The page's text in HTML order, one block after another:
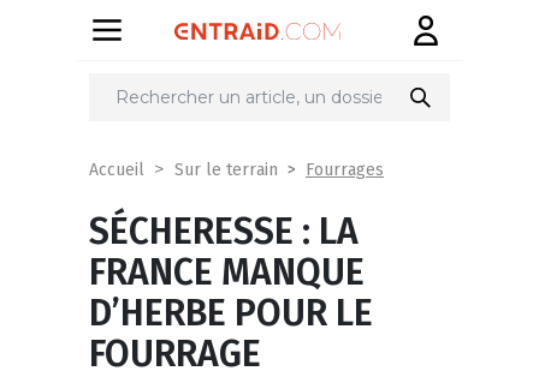
Partager
Accueil Sur le terrain Fourrages
SÉCHERESSE : LA
FRANCE MANQUE
D’HERBE POUR LE
FOURRAGE